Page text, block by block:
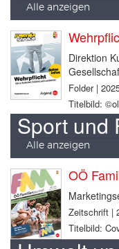
Alle anzeigen
Direktion
Folder |
Titelbild:
Sport und
Alle anzeigen
OÖ
Zeitschrift |
Titelbild: